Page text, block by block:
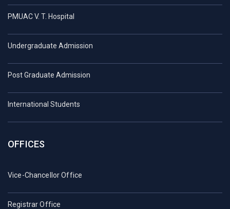
PMUAC V. T. Hospital
Undergraduate Admission
Post Graduate Admission
International Students
OFFICES
Vice-Chancellor Office
Registrar Office